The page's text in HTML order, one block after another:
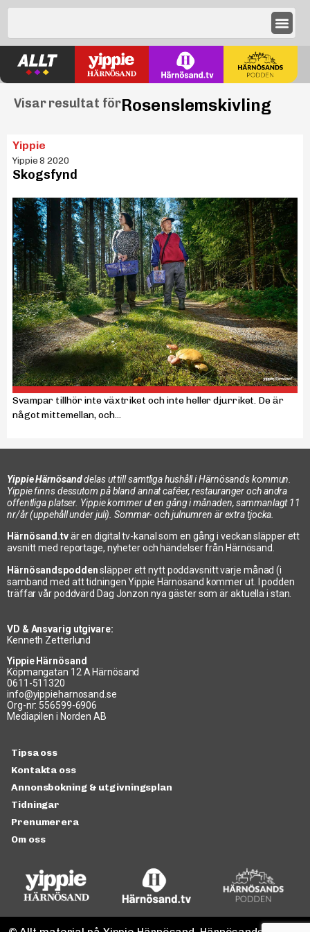
Visar resultat förRosenslemskivling
Yippie
Yippie 8 2020
Skogsfynd
Svampar tillhör inte växtriket och inte heller djurriket. De är
något mittemellan, och...
Yippie Härnösanddelas ut till samtliga hushåll i Härnösands kommun.
Yippie finns dessutom på bland annat caféer, restauranger och andra
offentliga platser. Yippie kommer ut en gång i månaden, sammanlagt 11
nr/år (uppehåll under juli). Sommar- och julnumren är extra tjocka.
Härnösand.tvär en digital tv-kanal som en gång i veckan släpper ett
avsnitt med reportage, nyheter och händelser från Härnösand.
Härnösandspoddensläpper ett nytt poddavsnitt varje månad (i
samband med att tidningen Yippie Härnösand kommer ut. I podden
träffar vår poddvärd Dag Jonzon nya gäster som är aktuella i stan.
VD & Ansvarig utgivare:
Kenneth Zetterlund
Yippie Härnösand
Köpmangatan 12 A Härnösand
0611-511320
info@yippieharnosand.se
Org-nr: 556599-6906
Mediapilen i Norden AB
Tipsa oss
Kontakta oss
Annonsbokning & utgivningsplan
Tidningar
Prenumerera
Om oss